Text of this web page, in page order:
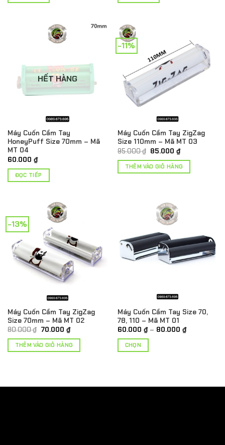
HẾT HÀNG
Máy Cuốn Cầm Tay
HoneyPuff Size 70mm – Mã
MT 04
60.000 ₫
ĐỌC TIẾP
-11%
Máy Cuốn Cầm Tay ZigZag
Size 110mm – Mã MT 03
95.000₫ Giá
là:
95.000 ₫.
85.000 ₫Giá
hiện
tại
là:
THÊM VÀO GIỎ HÀNG
-13%
Máy Cuốn Cầm Tay ZigZag
Size 70mm – Mã MT 02
80.000₫ Giá
là:
80.000 ₫.
70.000 ₫Giá
hiện
tại
là:
THÊM VÀO GIỎ HÀNG
Máy Cuốn Cầm Tay Size 70,
78, 110 – Mã MT 01
60.000 ₫ – 80.000 ₫Khoảng
giá:
CHỌN
có